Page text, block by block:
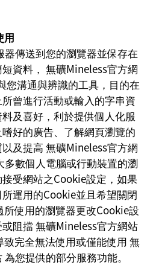
用
傳送到您的瀏覽器並保存在
資料， 無礦Mineless官方網
您溝通與辨識的工具，目的在
曾進行活動或輸入的字串資
及喜好，利於提供個人化服
好的廣告、了解網頁瀏覽的
及提高 無礦Mineless官方網
多數個人電腦或行動裝置的瀏
受網站之Cookie設定，如果
運用的Cookie並且希望關閉
使用的瀏覽器更改Cookie設
阻擋 無礦Mineless官方網站
完全無法使用或僅能使用 無
您提供的部分服務功能。